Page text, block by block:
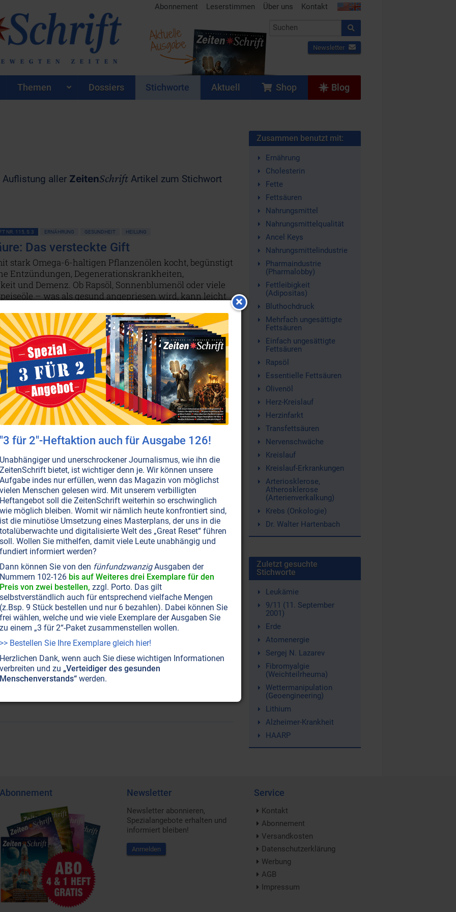
Abonnement Leserstimmen Über uns Kontakt
Newsletter
Aktuelle
Ausgabe
Themen Dossiers Stichworte Aktuell Shop Blog
Auflistung aller ZeitenSchrift Artikel zum Stichwort
NR. 115, S.3 ERNÄHRUNG GESUNDHEIT HEILUNG
Das versteckte Gift
stark Omega-6-haltigen Pflanzenölen kocht, begünstigt
Entzündungen, Degenerationskrankheiten,
und Demenz. Ob Rapsöl, Sonnenblumenöl oder viele
– was als gesund angepriesen wird, kann leicht
Gesundheitsrisiko werden.
NR. 77, S.4 ERNÄHRUNG
Foods: Zu Risiken und
fragen Sie die Kassiererin!
ist es verpönt, krank zu sein. Fit, fröhlich, faltenfrei ist
Also geben wir uns alle große Mühe, gesund zu bleiben.
bloß mehr Zeit dafür hätten! Da kommt es uns gerade
all die Dinge, die uns guttun, ganz einfach mit einem
Regal zu erreichen sind: Vitamine im
und Folsäure im Knabberriegel… Weiterlesen...
NR. 76, S.56 ERNÄHRUNG GESUNDHEIT
Lüge
der Bevölkerung gelten laut Pharma-Industrie
Lehrmeinung als gefährdet, da sie angeblich an
Cholesterinspiegel leiden. Man bekämpft das
Cholesterin mit Medikamenten und rät zu fettarmer
Doch das dient nicht der Gesundheit, sondern allein
mächtiger Interessengruppen – warum das
überlebenswichtig ist und Grenzwerte wenig zu
haben.Weiterlesen...
FETTE Vorurteile
ungesunde Fette und Öle, die der Körper aber
gar Krebs vorzubeugen. Und es gibt Fette und Öle, die
unfruchtbar machen können.
Zusammen benutzt mit:
Ernährung
Cholesterin
Fette
Fettsäuren
Nahrungsmittel
Nahrungsmittelqualität
Ancel Keys
Nahrungsmittelindustrie
Pharmaindustrie
(Pharmalobby)
Fettleibigkeit
(Adipositas)
Bluthochdruck
Mehrfach ungesättigte
Fettsäuren
Einfach ungesättigte
Fettsäuren
Rapsöl
Essentielle Fettsäuren
Olivenöl
Herz-Kreislauf
Herzinfarkt
Transfettsäuren
Nervenschwäche
Kreislauf
Kreislauf-Erkrankungen
Arteriosklerose,
Atherosklerose
(Arterienverkalkung)
Krebs (Onkologie)
Dr. Walter Hartenbach
Zuletzt gesuchte
Stichworte
Leukämie
9/11 (11. September
2001)
Erde
Atomenergie
Sergej N. Lazarev
Fibromyalgie
(Weichteilrheuma)
Wettermanipulation
(Geoengineering)
Lithium
Alzheimer-Krankheit
HAARP
Abonnement Newsletter
Newsletter abonnieren,
Spezialangebote erhalten und
informiert bleiben!
Anmelden
Service
Kontakt
Abonnement
Versandkosten
Datenschutzerklärung
Werbung
AGB
Impressum
"3 für 2"-Heftaktion auch für Ausgabe 126!
Unabhängiger und unerschrockener Journalismus, wie ihn die
ZeitenSchrift bietet, ist wichtiger denn je. Wir können unsere
Aufgabe indes nur erfüllen, wenn das Magazin von möglichst
vielen Menschen gelesen wird. Mit unserem verbilligten
Heftangebot soll die ZeitenSchrift weiterhin so erschwinglich
wie möglich bleiben. Womit wir nämlich heute konfrontiert sind,
ist die minutiöse Umsetzung eines Masterplans, der uns in die
totalüberwachte und digitalisierte Welt des „Great Reset“ führen
soll. Wollen Sie mithelfen, damit viele Leute unabhängig und
fundiert informiert werden?
Dann können Sie von den fünfundzwanzigAusgaben der
Nummern 102-126 bis auf Weiteres drei Exemplare für den
Preis von zwei bestellen, zzgl. Porto. Das gilt
selbstverständlich auch für entsprechend vielfache Mengen
(z.Bsp. 9 Stück bestellen und nur 6 bezahlen). Dabei können Sie
frei wählen, welche und wie viele Exemplare der Ausgaben Sie
zu einem „3 für 2“-Paket zusammenstellen wollen.
>> Bestellen Sie Ihre Exemplare gleich hier!
Herzlichen Dank, wenn auch Sie diese wichtigen Informationen
verbreiten und zu „Verteidiger des gesunden
Menschenverstands“werden.